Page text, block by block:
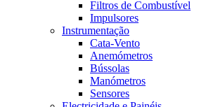
Filtros de Combustível
Impulsores
Instrumentação
Cata-Vento
Anemómetros
Bússolas
Manómetros
Sensores